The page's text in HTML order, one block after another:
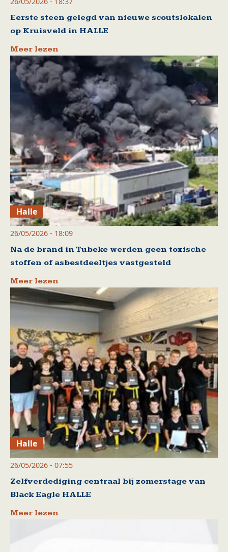
Eerste steen gelegd van nieuwe scoutslokalen
op Kruisveld in HALLE
Meer lezen
Halle
26/05/2026 - 18:09
Na de brand in Tubeke werden geen toxische
stoffen of asbestdeeltjes vastgesteld
Meer lezen
Halle
26/05/2026 - 07:55
Zelfverdediging centraal bij zomerstage van
Black Eagle HALLE
Meer lezen